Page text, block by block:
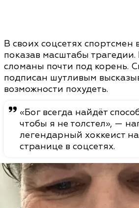
В своих соцсетях
показав масштабы трагедии.
сломаны почти под корень.
подписан шутливым
возможности похудеть.
«Бог всегда найдёт
чтобы я не толстел», —
легендарный хоккеист
странице в соцсетях.